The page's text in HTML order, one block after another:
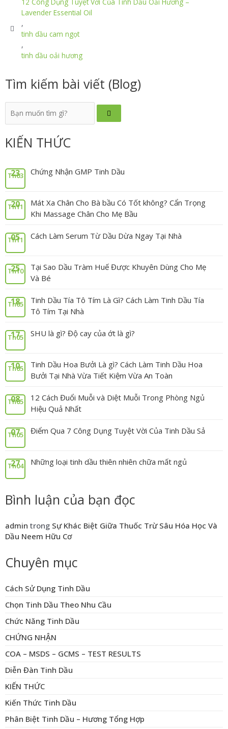
Lavender Essential Oil
,
tinh dầu cam ngọt
,
tinh dầu oải hương
Tìm kiếm bài viết (Blog)
KIẾN THỨC
23
Th03 Chứng Nhận GMP Tinh Dầu
20
Th11
Mát Xa Chân Cho Bà bầu Có Tốt không? Cẩn Trọng
Khi Massage Chân Cho Mẹ Bầu
05
Th11 Cách Làm Serum Từ Dầu Dừa Ngay Tại Nhà
25
Th10
Tại Sao Dầu Tràm Huế Được Khuyên Dùng Cho Mẹ
Và Bé
18
Th05
Tinh Dầu Tía Tô Tím Là Gì? Cách Làm Tinh Dầu Tía
Tô Tím Tại Nhà
17
Th05 SHU là gì? Độ cay của ớt là gì?
10
Th05
Tinh Dầu Hoa Bưởi Là gì? Cách Làm Tinh Dầu Hoa
Bưởi Tại Nhà Vừa Tiết Kiệm Vừa An Toàn
08
Th05
12 Cách Đuổi Muỗi và Diệt Muỗi Trong Phòng Ngủ
Hiệu Quả Nhất
07
Th05 Điểm Qua 7 Công Dụng Tuyệt Vời Của Tinh Dầu Sả
27
Th04 Những loại tinh dầu thiên nhiên chữa mất ngủ
Bình luận của bạn đọc
admin trong Sự Khác Biệt Giữa Thuốc Trừ Sâu Hóa Học Và
Dầu Neem Hữu Cơ
Chuyên mục
Cách Sử Dụng Tinh Dầu
Chọn Tinh Dầu Theo Nhu Cầu
Chức Năng Tinh Dầu
CHỨNG NHẬN
COA – MSDS – GCMS – TEST RESULTS
Diễn Đàn Tinh Dầu
KIẾN THỨC
Kiến Thức Tinh Dầu
Phân Biệt Tinh Dầu – Hương Tổng Hợp